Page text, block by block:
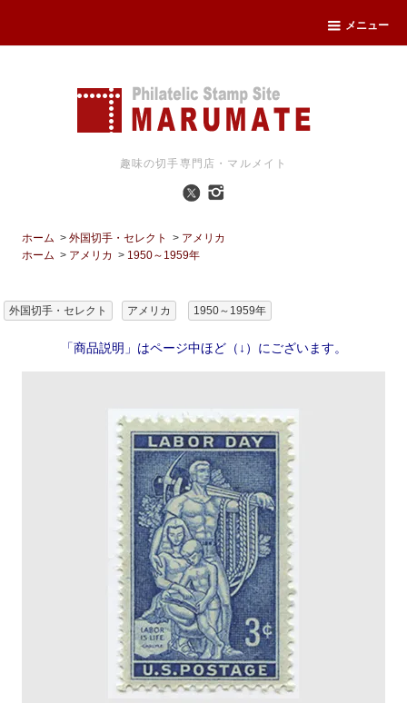
メニュー
趣味の切手専門店・マルメイト
ホーム >外国切手・セレクト > アメリカ
ホーム > アメリカ > 1950～1959年
外国切手・セレクト アメリカ 1950～1959年
「商品説明」はページ中ほど（↓）にございます。